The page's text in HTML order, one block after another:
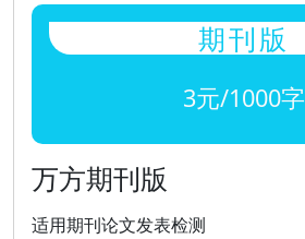
期刊版
3元/1000字
万方期刊版
适用期刊论文发表检测